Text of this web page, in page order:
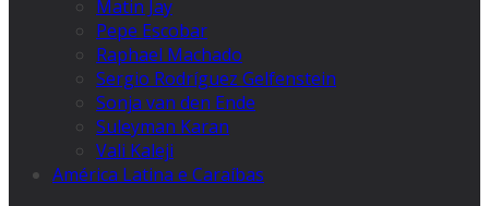
Matin Jay
Pepe Escobar
Raphael Machado
Sergio Rodríguez Gelfenstein
Sonja van den Ende
Suleyman Karan
Vali Kaleji
América Latina e Caraíbas